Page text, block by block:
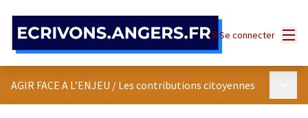
Se connecter
AGIR FACE A L’ENJEU / Les contributions citoyennes